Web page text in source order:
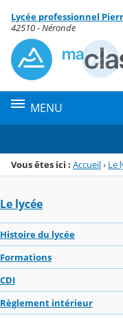
Menu de la rubrique
Contenu
Lycée professionnel
42510 - Néronde
MENU
Vous êtes ici : Accueil› Le
Le lycée
Histoire du lycée
Formations
CDI
Règlement intérieur